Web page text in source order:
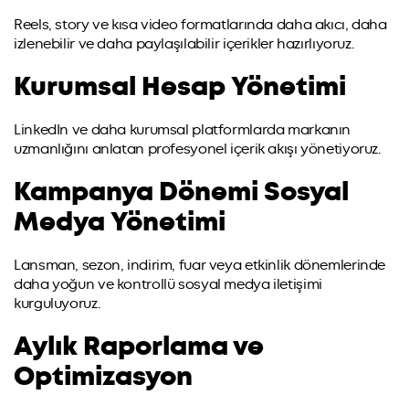
Reels, story ve kısa video formatlarında daha akıcı, daha
izlenebilir ve daha paylaşılabilir içerikler hazırlıyoruz.
Kurumsal Hesap Yönetimi
LinkedIn ve daha kurumsal platformlarda markanın
uzmanlığını anlatan profesyonel içerik akışı yönetiyoruz.
Kampanya Dönemi Sosyal
Medya Yönetimi
Lansman, sezon, indirim, fuar veya etkinlik dönemlerinde
daha yoğun ve kontrollü sosyal medya iletişimi
kurguluyoruz.
Aylık Raporlama ve
Optimizasyon